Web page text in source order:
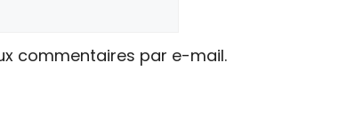
commentaires par e-mail.